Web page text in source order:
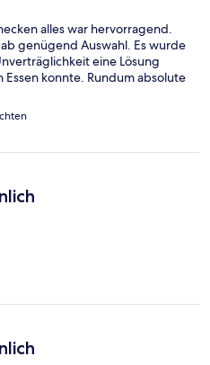
alles war hervorragend.
genügend Auswahl. Es wurde
eine Lösung
konnte. Rundum absolute